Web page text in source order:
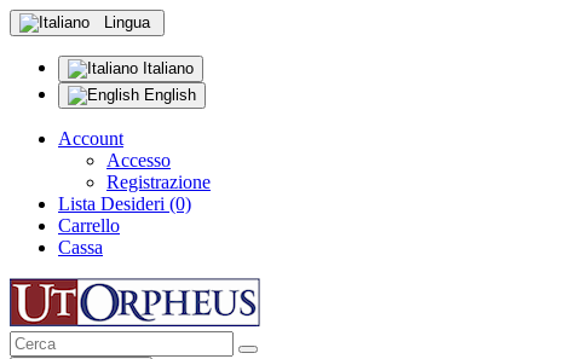
Lingua
Italiano
English
Account
Accesso
Registrazione
Lista Desideri (0)
Carrello
Cassa